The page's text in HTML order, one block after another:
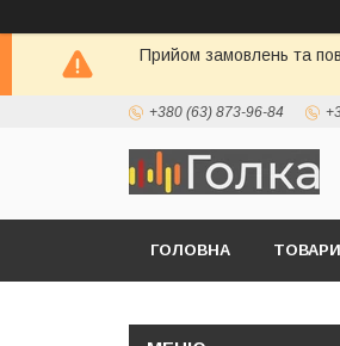
Прийом замовлень та
+380 (63) 873-96-84
ГОЛОВНА